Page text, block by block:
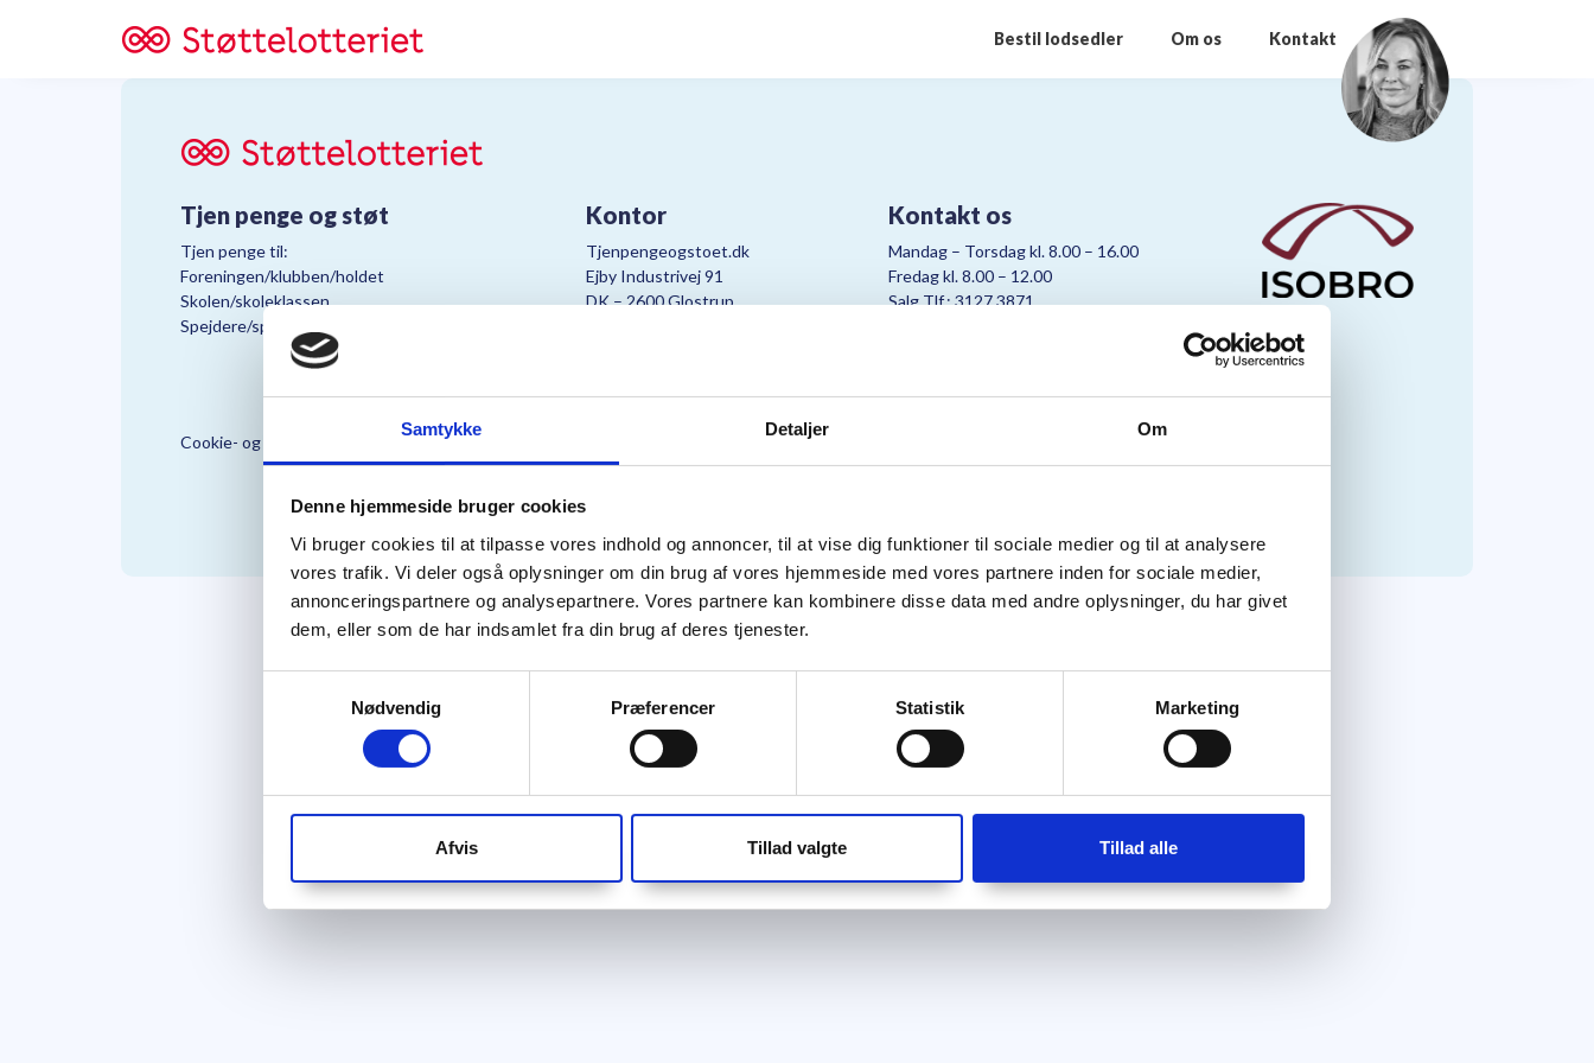
Samtykke Detaljer Om
Denne hjemmeside bruger cookies
Vi bruger cookies til at tilpasse vores indhold og annoncer, til at vise dig funktioner til sociale medier og til at analysere
vores trafik. Vi deler også oplysninger om din brug af vores hjemmeside med vores partnere inden for sociale medier,
annonceringspartnere og analysepartnere. Vores partnere kan kombinere disse data med andre oplysninger, du har givet
dem, eller som de har indsamlet fra din brug af deres tjenester.
Nødvendig
Præferencer Statistik Marketing
Afvis Tillad valgte Tillad alle
Bestil lodsedler Om os Kontakt
Tjen penge og støt
Tjen penge til:
Foreningen/klubben/holdet
Skolen/skoleklassen
Spejdere/spejdergruppen/FDF’ere, m.fl.
Kontor
Tjenpengeogstoet.dk
Ejby Industrivej 91
DK – 2600 Glostrup
Kontakt os
Mandag – Torsdag kl. 8.00 – 16.00
Fredag kl. 8.00 – 12.00
Salg Tlf.: 3127 3871
Cookie- og Persondatapolitik